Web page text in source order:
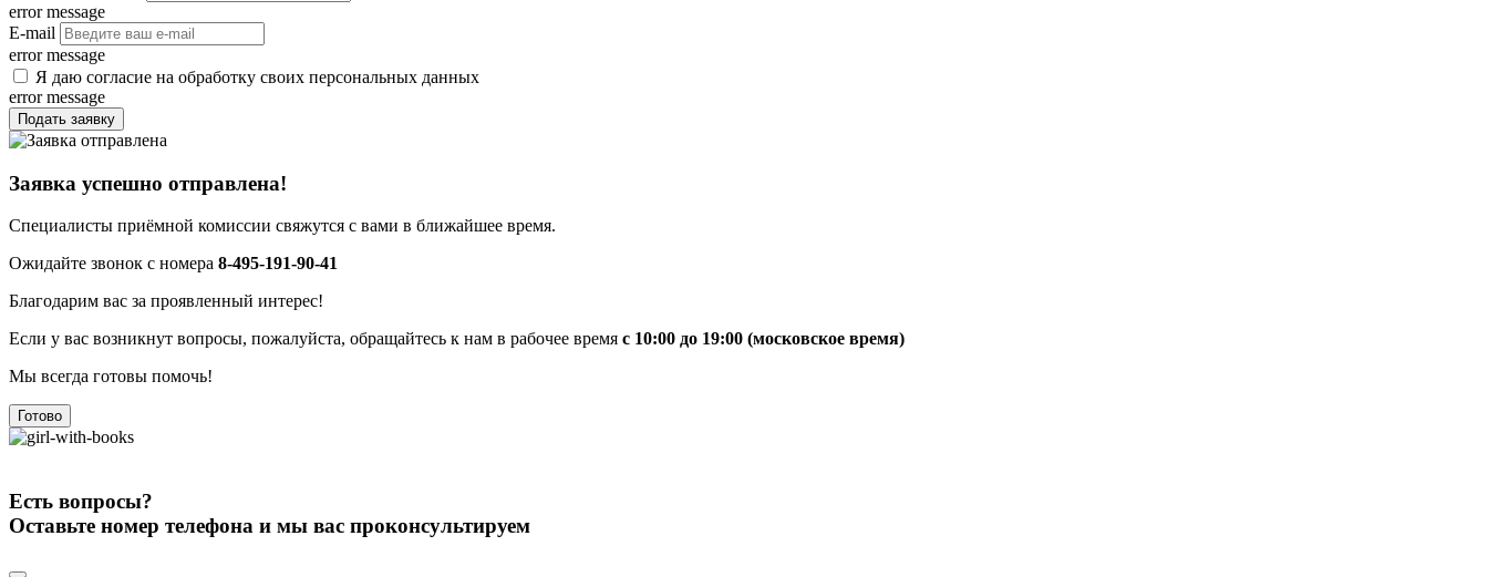
error message
E-mail
error message
Я даю согласие на обработку своих персональных данных
error message
Подать заявку
Заявка успешно отправлена!
Специалисты приёмной комиссии свяжутся с вами в ближайшее время.
Ожидайте звонок с номера 8-495-191-90-41
Благодарим вас за проявленный интерес!
Если у вас возникнут вопросы, пожалуйста, обращайтесь к нам в рабочее время с 10:00 до 19:00 (московское время)
Мы всегда готовы помочь!
Готово
Есть вопросы?
Оставьте номер телефона и мы вас проконсультируем